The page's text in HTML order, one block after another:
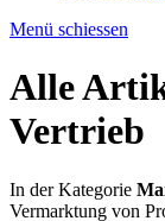
Menü schiessen
Alle
Vertrieb
In der Kategorie
Vermarktung von